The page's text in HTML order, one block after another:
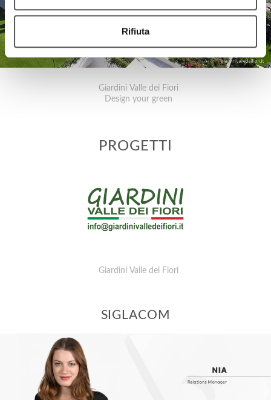
Rifiuta
Giardini Valle dei Fiori
Design your green
PROGETTI
Giardini Valle dei Fiori
SIGLACOM